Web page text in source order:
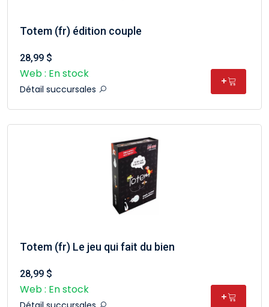
Totem (fr) édition couple
28,99 $
Web : En stock
Détail succursales
+
Totem (fr) Le jeu qui fait du bien
28,99 $
Web : En stock
+